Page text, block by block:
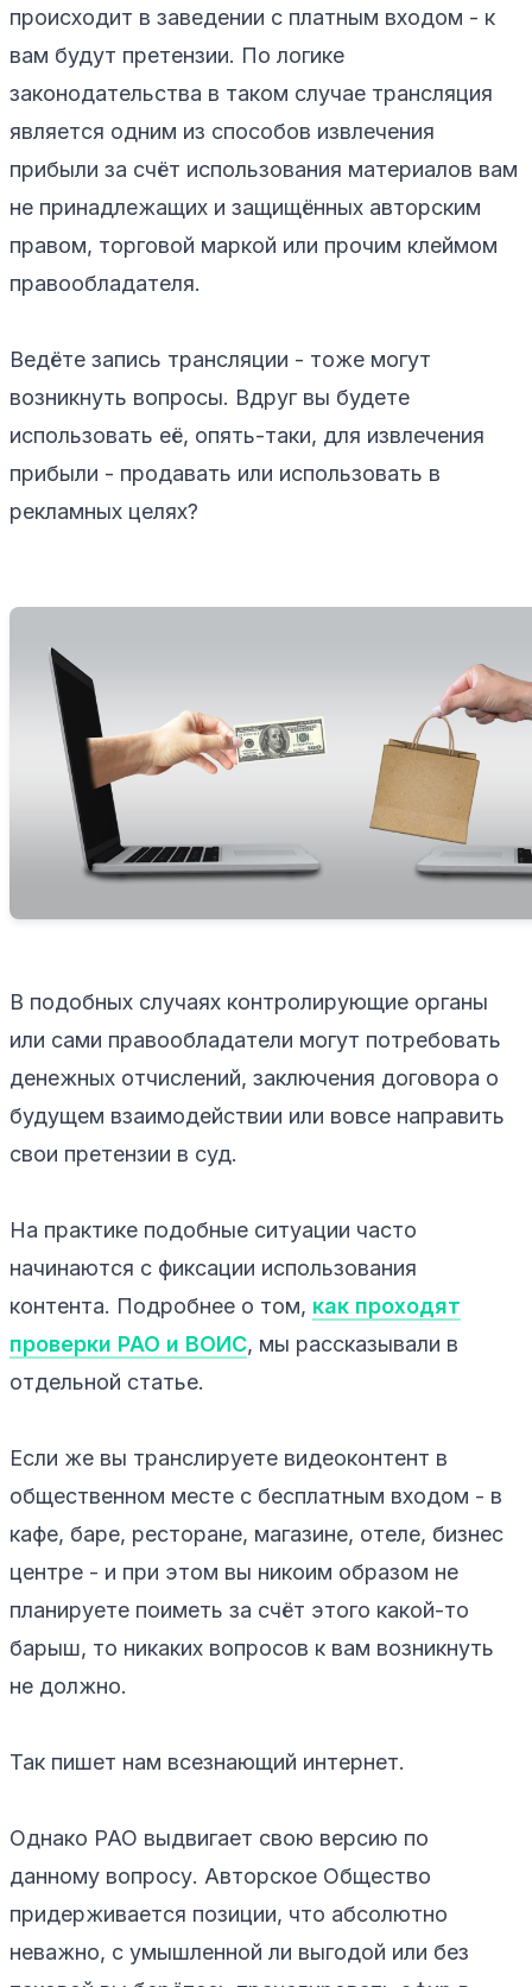
происходит в заведении с платным входом - к
вам будут претензии. По логике
законодательства в таком случае трансляция
является одним из способов извлечения
прибыли за счёт использования материалов вам
не принадлежащих и защищённых авторским
правом, торговой маркой или прочим клеймом
правообладателя.
Ведёте запись трансляции - тоже могут
возникнуть вопросы. Вдруг вы будете
использовать её, опять-таки, для извлечения
прибыли - продавать или использовать в
рекламных целях?
В подобных случаях контролирующие органы
или сами правообладатели могут потребовать
денежных отчислений, заключения договора о
будущем взаимодействии или вовсе направить
свои претензии в суд.
На практике подобные ситуации часто
начинаются с фиксации использования
контента. Подробнее о том, как проходят
проверки РАО и ВОИС, мы рассказывали в
отдельной статье.
Если же вы транслируете видеоконтент в
общественном месте с бесплатным входом - в
кафе, баре, ресторане, магазине, отеле, бизнес
центре - и при этом вы никоим образом не
планируете поиметь за счёт этого какой-то
барыш, то никаких вопросов к вам возникнуть
не должно.
Так пишет нам всезнающий интернет.
Однако РАО выдвигает свою версию по
данному вопросу. Авторское Общество
придерживается позиции, что абсолютно
неважно, с умышленной ли выгодой или без